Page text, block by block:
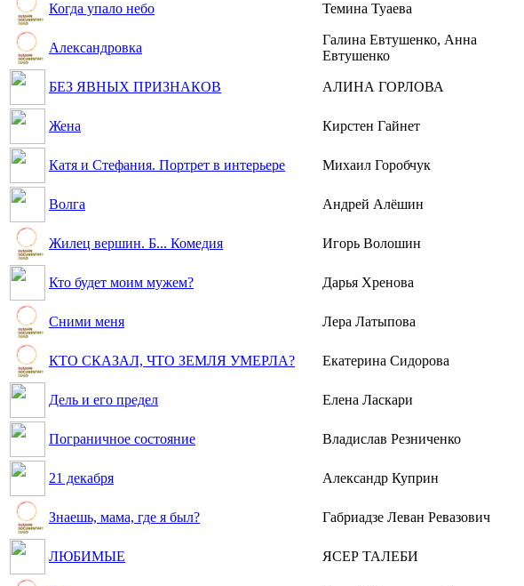
Когда упало небо Темина Туаева
Александровка
Галина Евтушенко, Анна
Евтушенко
БЕЗ ЯВНЫХ ПРИЗНАКОВ АЛИНА ГОРЛОВА
Жена Кирстен Гайнет
Катя и Стефания. Портрет в интерьере Михаил Горобчук
Волга Андрей Алёшин
Жилец вершин. Б... Комедия Игорь Волошин
Кто будет моим мужем? Дарья Хренова
Сними меня Лера Латыпова
КТО СКАЗАЛ, ЧТО ЗЕМЛЯ УМЕРЛА? Екатерина Сидорова
Дель и его предел Елена Ласкари
Пограничное состояние Владислав Резниченко
21 декабря Александр Куприн
Знаешь, мама, где я был? Габриадзе Леван Ревазович
ЛЮБИМЫЕ ЯСЕР ТАЛЕБИ